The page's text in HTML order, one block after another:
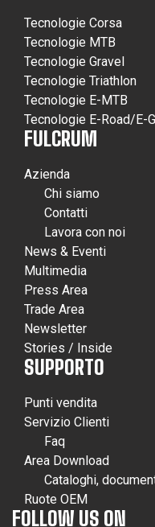
Tecnologie Corsa
Tecnologie MTB
Tecnologie Gravel
Tecnologie Triathlon
Tecnologie E-MTB
Tecnologie E-Road/E-
FULCRUM
Azienda
Chi siamo
Contatti
Lavora con noi
News & Eventi
Multimedia
Press Area
Trade Area
Newsletter
Stories / Inside
SUPPORTO
Punti vendita
Servizio Clienti
Faq
Area Download
Cataloghi,
Ruote OEM
FOLLOW US ON